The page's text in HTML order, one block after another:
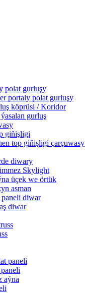
polat gurluşy
portaly polat gurluşy
köprüsi / Koridor
gurluş
giňişligi
top giňişligi çarçuwasy
diwary
Skylight
üçek we örtük
asman
diwar
diwar
paneli
aýna